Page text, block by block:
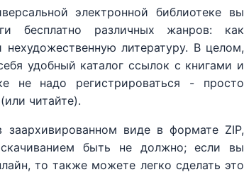
электронной библиотеке вы
бесплатно различных жанров: как
литературу. В целом,
удобный каталог ссылок с книгами и
не надо регистрироваться - просто
читайте).
заархивированном виде в формате ZIP,
быть не должно; если вы
то также можете легко сделать это